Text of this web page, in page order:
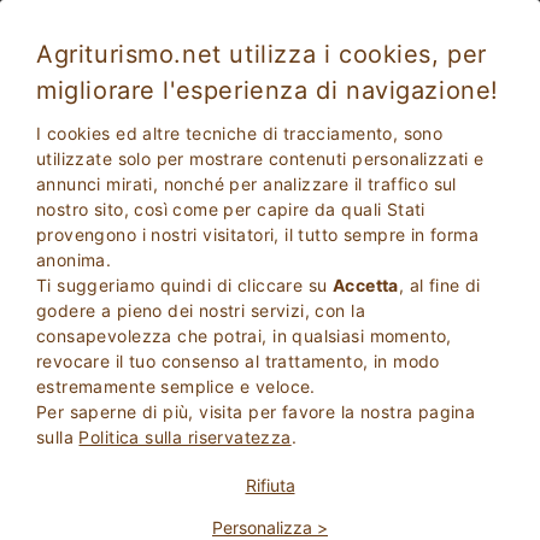
Agriturismo.net utilizza i cookies, per
migliorare l'esperienza di navigazione!
I cookies ed altre tecniche di tracciamento, sono
utilizzate solo per mostrare contenuti personalizzati e
annunci mirati, nonché per analizzare il traffico sul
nostro sito, così come per capire da quali Stati
provengono i nostri visitatori, il tutto sempre in forma
anonima.
Ti suggeriamo quindi di cliccare su Accetta, al fine di
godere a pieno dei nostri servizi, con la
consapevolezza che potrai, in qualsiasi momento,
revocare il tuo consenso al trattamento, in modo
estremamente semplice e veloce.
Per saperne di più, visita per favore la nostra pagina
sulla Politica sulla riservatezza.
Rifiuta
Personalizza >
Montalto Di Castro 5640
Agriturismo
Viterbo , Montalto Di Castro(Mappa) 36Posti Letto
CHIEDI AL PROPRIETARIO PRENOTA
Eccezionale
9.6
Maggiori Informazioni
58 RecensioniStruttura
Eccezionale